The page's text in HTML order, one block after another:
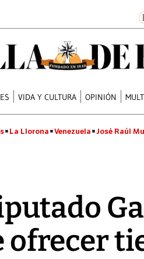
VIDA Y CULTURA OPINIÓN
La Llorona Venezuela José Raúl
ofrecer